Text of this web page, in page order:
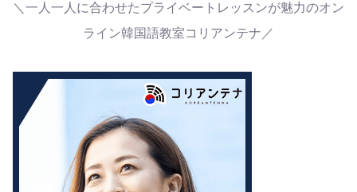
＼一人一人に合わせたプライベートレッスンが魅力のオン
ライン韓国語教室コリアンテナ／